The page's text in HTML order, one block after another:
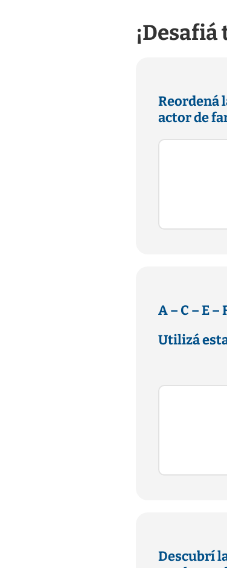
Reordená
actor de
A – C – E –
Utilizá
Descubrí